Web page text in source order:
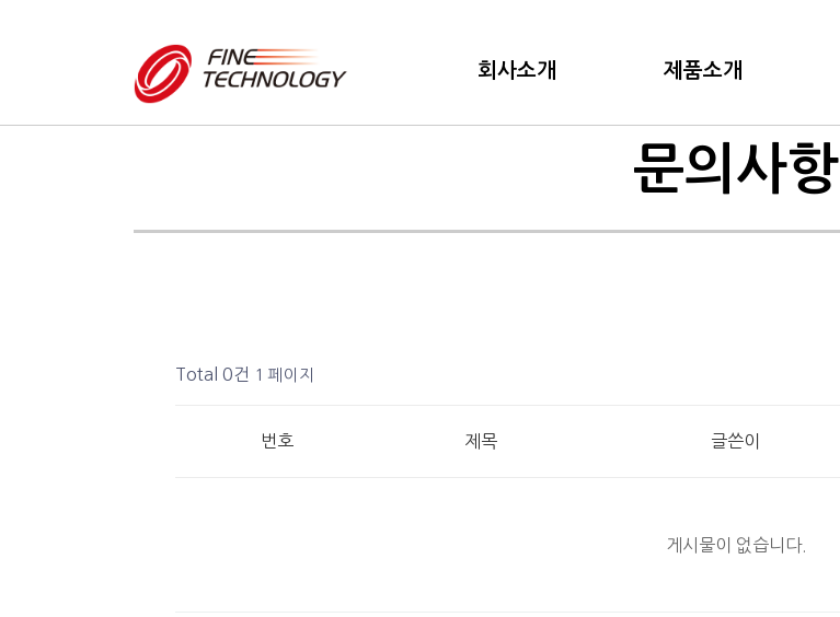
회사소개 제품소개
문의사항
Total 0건 1 페이지
번호 제목 글쓴이
게시물이 없습니다.